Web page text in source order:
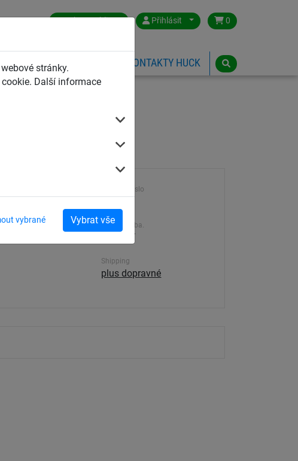
stránky.
Další informace
vybrané Vybrat vše
Czech Republic Přihlásit 0
HŘIŠTĚ KONTAKTY HUCK
Výrobek číslo
Dodací doba.
5-10 dní
Shipping
plus dopravné